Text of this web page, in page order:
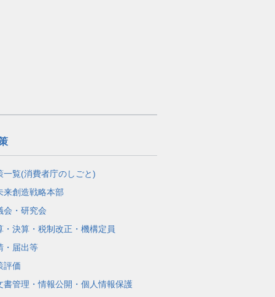
一覧(消費者庁のしごと)
来創造戦略本部
会・研究会
・決算・税制改正・機構定員
・届出等
評価
書管理・情報公開・個人情報保護